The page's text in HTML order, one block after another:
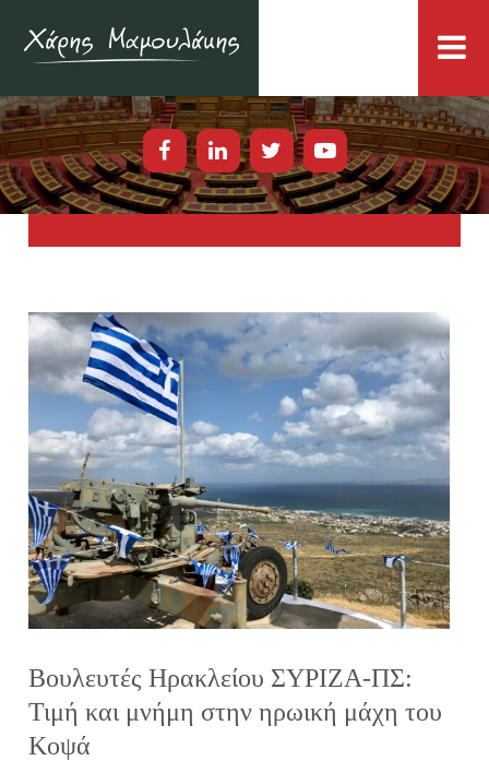
Βουλευτές Ηρακλείου ΣΥΡΙΖΑ-ΠΣ:
Τιμή και μνήμη στην ηρωική μάχη του
Κοψά